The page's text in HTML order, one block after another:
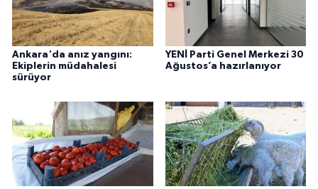
Ankara'da anız yangını:
Ekiplerin müdahalesi
sürüyor
YENİ Parti Genel Merkezi 30
Ağustos’a hazırlanıyor